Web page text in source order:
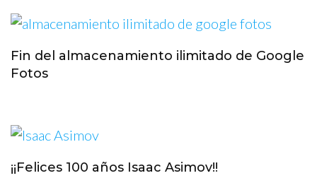
Fin del almacenamiento ilimitado de Google
Fotos
¡¡Felices 100 años Isaac Asimov!!